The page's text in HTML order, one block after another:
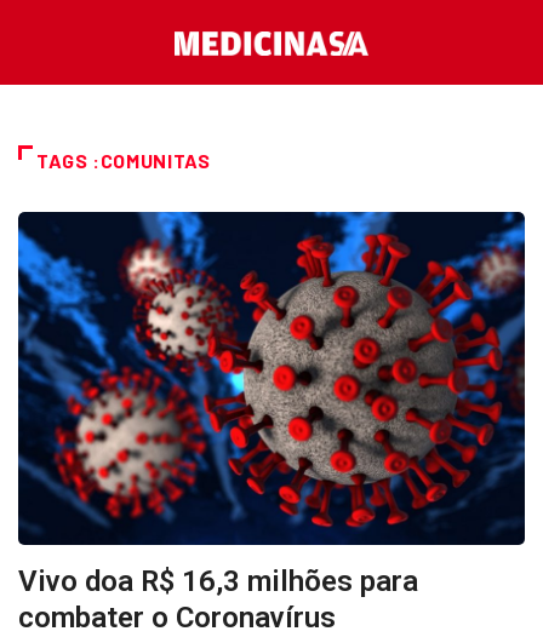
TAGS :COMUNITAS
Vivo doa R$ 16,3 milhões para
combater o Coronavírus